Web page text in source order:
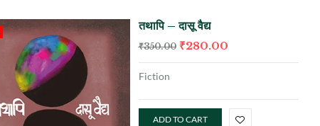
तथापि – दासू वैद्य
₹350.00 ₹280.00
Fiction
ADD TO CART